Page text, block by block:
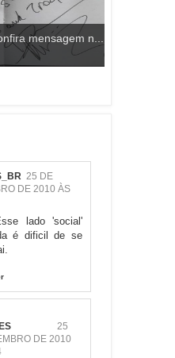
mensagem n...
25 DE
DE 2010 ÀS
lado 'social'
é dificil de se
25
DE 2010